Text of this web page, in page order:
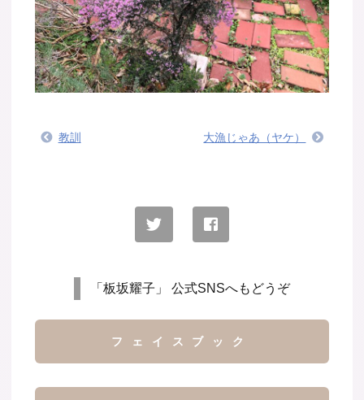
教訓 大漁じゃあ（ヤケ）
「板坂耀子」 公式SNSへもどうぞ
フェイスブック